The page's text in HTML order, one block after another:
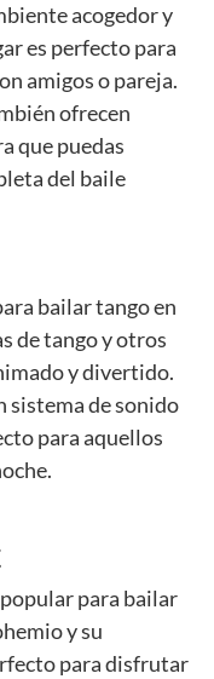
acogedor y
es perfecto para
amigos o pareja.
ofrecen
que puedas
del baile
bailar tango en
de tango y otros
y divertido.
sistema de sonido
para aquellos
para bailar
y su
para disfrutar